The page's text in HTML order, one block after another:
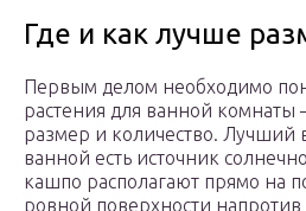
Где и как лучше
Первым делом необходимо
растения для ванной комнаты
размер и количество. Лучший
ванной есть источник
кашпо располагают прямо на
ровной поверхности напротив